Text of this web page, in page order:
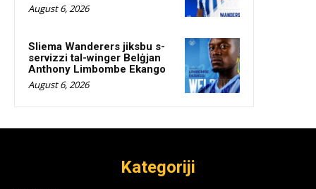
August 6, 2026
Sliema Wanderers jiksbu s-
servizzi tal-winger Belġjan
Anthony Limbombe Ekango
August 6, 2026
Kategoriji